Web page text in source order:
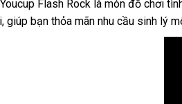
Flash Rock là món đồ chơi
giúp bạn thỏa mãn nhu cầu sinh lý